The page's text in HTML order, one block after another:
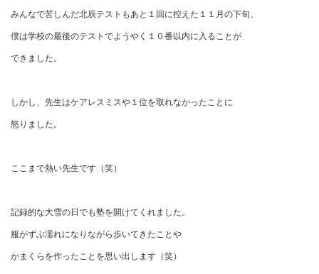
みんなで苦しんだ北辰テストもあと１回に控えた１１月の下旬、
僕は学校の最後のテストでようやく１０番以内に入ることが
できました。
しかし、先生はケアレスミスや１位を取れなかったことに
怒りました。
ここまで熱い先生です（笑）
記録的な大雪の日でも塾を開けてくれました。
服がずぶ濡れになりながら歩いてきたことや
かまくらを作ったことを思い出します（笑）